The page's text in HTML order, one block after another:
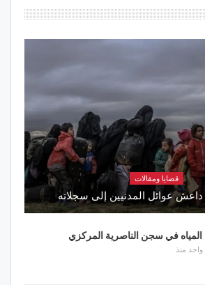
قضايا ومقالات
عوائل المدنيين إلى سجلاته
في سجن الناصرية المركزي
منذ